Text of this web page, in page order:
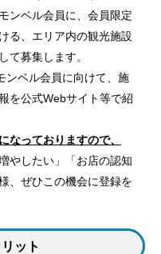
ンベル会員に、会員限定
る、エリア内の観光施設
て募集します。
ンベル会員に向けて、施
を公式Webサイト等で紹
なっておりますので、
やしたい」「お店の認知
、ぜひこの機会に登録を
ット